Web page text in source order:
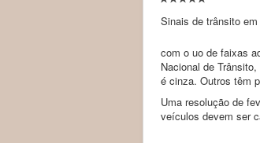
Sinais de trânsito
com o uo de faixas
Nacional de
é cinza. Outros têm
Uma resolução de
veículos devem ser